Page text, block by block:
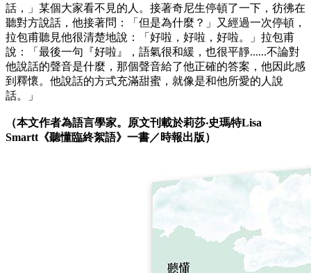
話，」某個大家看不見的人。接著奇尼生停頓了一下，彷彿在
聽對方說話，他接著問：「但是為什麼？」又經過一次停頓，
拉包甫聽見他很清楚地說：「好啦，好啦，好啦。」拉包甫
說：「最後一句『好啦』，語氣很和緩，也很平靜......不論對
他說話的聲音是什麼，那個聲音給了他正確的答案，他因此感
到釋懷。他說話的方式充滿甜蜜，就像是和他所愛的人說
話。」
（本文作者為語言學家。原文刊載於莉莎‧史瑪特Lisa
Smartt《聽懂臨終絮語》一書／時報出版）